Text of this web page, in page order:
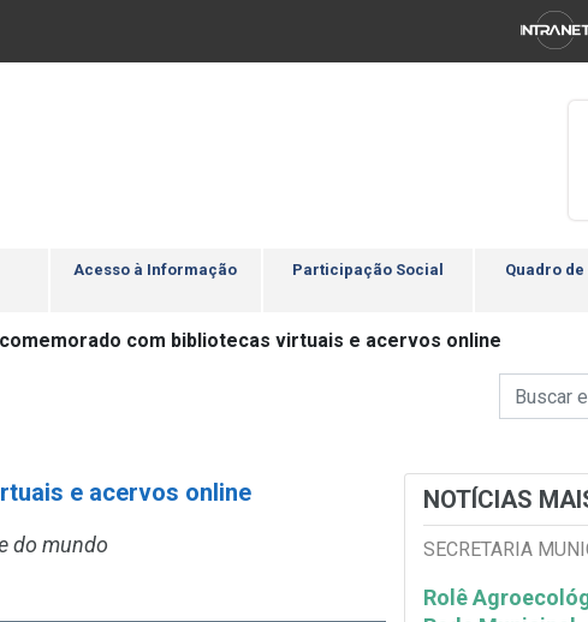
Alternar
Acesso à Informação Participação Social Quadro
com bibliotecas virtuais e acervos online
Campo
e acervos online
do mundo
NOTÍCIAS
SECRETARIA
Rolê